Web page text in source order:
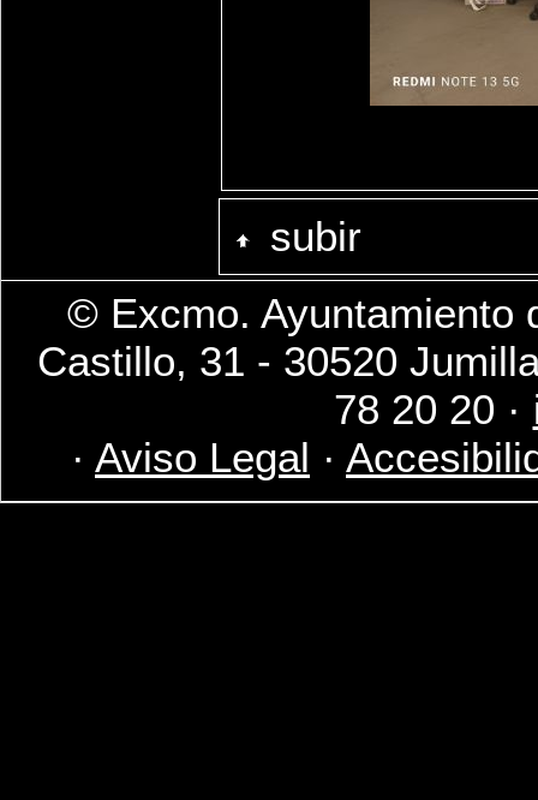
subir
© Excmo. Ayuntamiento
Castillo, 31 - 30520
78 20 20 ·
· Aviso Legal ·